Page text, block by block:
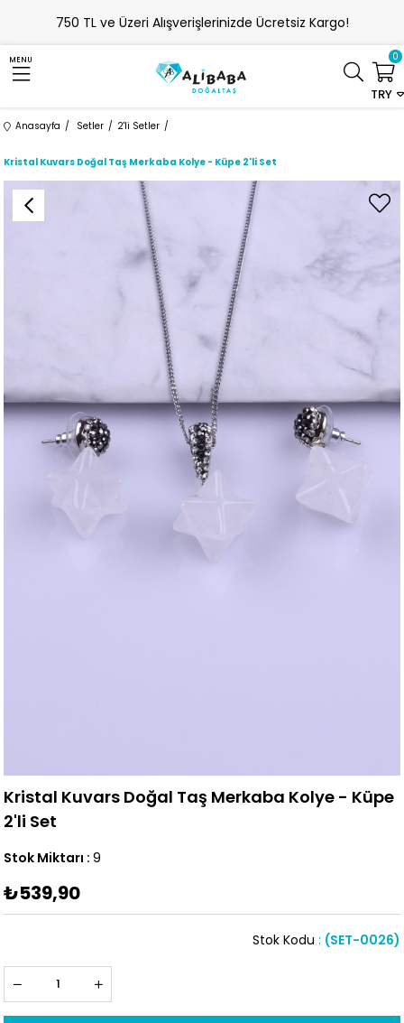
750 TL ve Üzeri Alışverişlerinizde Ücretsiz Kargo!
MENU
TRY
0
Anasayfa Setler 2'li Setler
Kristal Kuvars Doğal Taş Merkaba Kolye - Küpe 2'li Set
Kristal Kuvars Doğal Taş Merkaba Kolye - Küpe
2'li Set
Stok Miktarı : 9
₺539,90
(SET-0026)
Stok Kodu